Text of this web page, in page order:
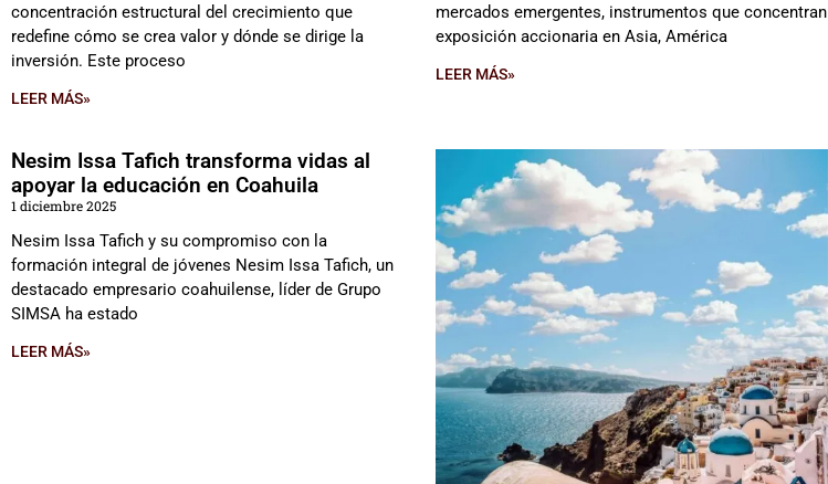
concentración estructural del crecimiento que
redefine cómo se crea valor y dónde se dirige la
inversión. Este proceso
LEER MÁS»
mercados emergentes, instrumentos que concentran
exposición accionaria en Asia, América
LEER MÁS»
Nesim Issa Tafich transforma vidas al
apoyar la educación en Coahuila
1 diciembre 2025
Nesim Issa Tafich y su compromiso con la
formación integral de jóvenes Nesim Issa Tafich, un
destacado empresario coahuilense, líder de Grupo
SIMSA ha estado
LEER MÁS»